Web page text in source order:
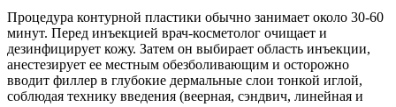
Процедура контурной пластики обычно занимает около 30-60
минут. Перед инъекцией врач-косметолог очищает и
дезинфицирует кожу. Затем он выбирает область инъекции,
анестезирует ее местным обезболивающим и осторожно
вводит филлер в глубокие дермальные слои тонкой иглой,
соблюдая технику введения (веерная, сэндвич, линейная и